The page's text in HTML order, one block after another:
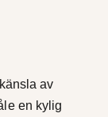
av
en kylig